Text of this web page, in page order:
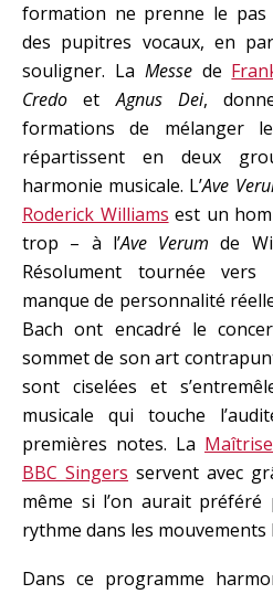
formation ne prenne le pas
des pupitres vocaux, en
souligner. La Messede
Credo etAgnus Dei,
formations de mélanger
répartissent en deux
harmonie musicale. L’Ave
Roderick Williams est un
trop – à l’Ave Verum de
Résolument tournée
manque de personnalité
Bach ont encadré le
sommet de son art
sont ciselées et
musicale qui touche
premières notes. La
BBC Singers servent avec
même si l’on aurait
rythme dans les mouvements
Dans ce programme